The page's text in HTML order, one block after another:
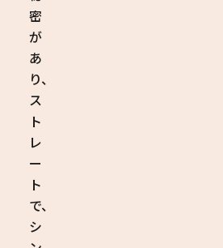
密
が
あ
り、
ス
ト
レ
ー
ト
で、
シ